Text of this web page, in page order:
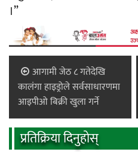
।”
आगामी जेठ ८ गतेदेखि
कालंगा हाइड्रोले सर्वसाधारणमा
आइपीओ बिक्री खुला गर्ने
प्रतिक्रिया दिनुहोस्